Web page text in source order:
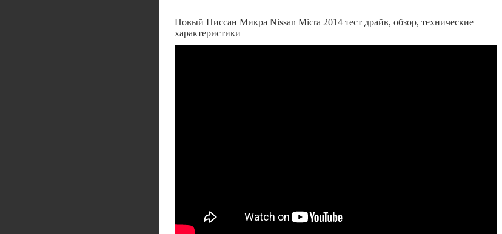
Новый Ниссан Микра Nissan Micra 2014 тест драйв, обзор, технические
характеристики